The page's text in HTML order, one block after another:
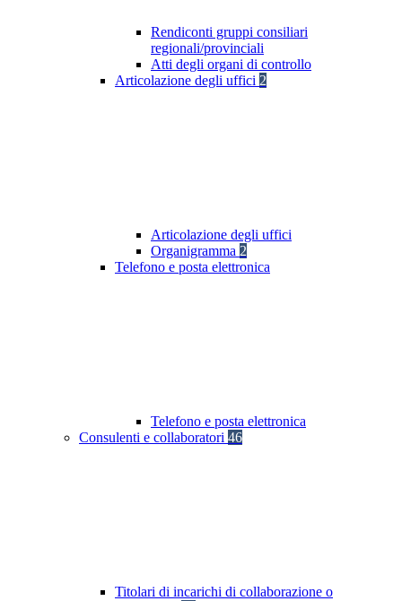
Rendiconti gruppi consiliari
regionali/provinciali
Atti degli organi di controllo
Articolazione degli uffici 2
Articolazione degli uffici
Organigramma 2
Telefono e posta elettronica
Telefono e posta elettronica
Consulenti e collaboratori 46
Titolari di incarichi di collaborazione o